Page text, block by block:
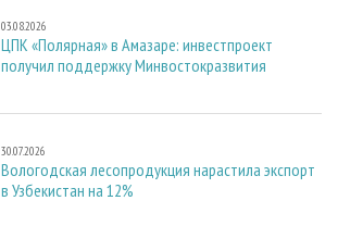
03.08.2026
ЦПК «Полярная» в Амазаре: инвестпроект
получил поддержку Минвостокразвития
30.07.2026
Вологодская лесопродукция нарастила экспорт
в Узбекистан на 12%